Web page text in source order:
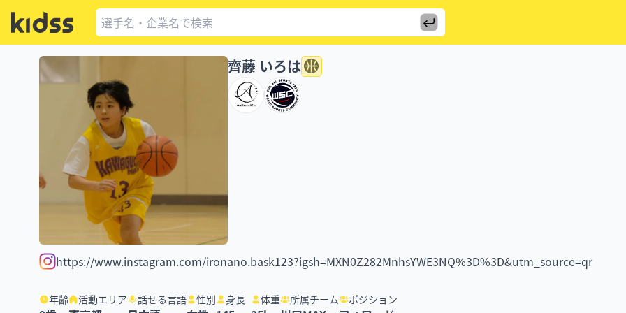
齊藤 いろは
https://www.instagram.com/ironano.bask123?igsh=MXN0Z282MnhsYWE3NQ%3D%3D&utm_source=qr
年齢 活動エリア 話せる言語 性別 身長 体重 所属チーム ポジション